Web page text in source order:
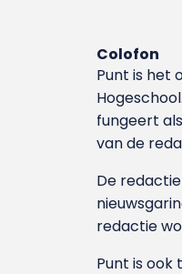
Colofon
Punt is het
fungeert
van de
De
redactie
Punt is ook